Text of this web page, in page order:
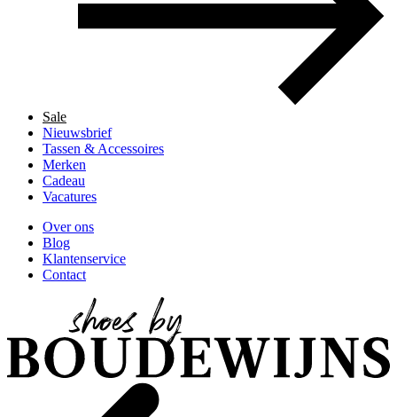
Sale
Nieuwsbrief
Tassen & Accessoires
Merken
Cadeau
Vacatures
Over ons
Blog
Klantenservice
Contact